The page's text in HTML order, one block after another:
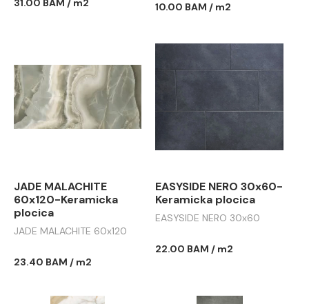
31.00 BAM / m2
10.00 BAM / m2
JADE MALACHITE
60x120-Keramicka
plocica
JADE MALACHITE 60x120
23.40 BAM / m2
EASYSIDE NERO 30x60-
Keramicka plocica
EASYSIDE NERO 30x60
22.00 BAM / m2